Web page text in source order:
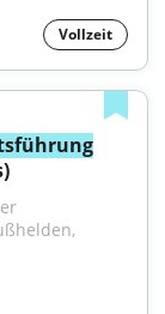
Vollzeit